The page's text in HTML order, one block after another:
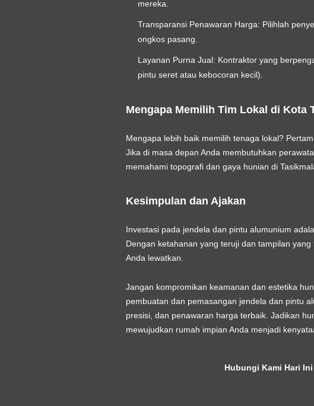
mereka.
Transparansi Penawaran Harga: Pilihlah
ongkos pasang.
Layanan Purna Jual: Kontraktor yang
pintu seret atau kebocoran kecil).
Mengapa Memilih Tim Lokal di Kota
Mengapa lebih baik memilih tenaga lokal?
Jika di masa depan Anda membutuhkan
memahami topografi dan gaya hunian di
Kesimpulan dan Ajakan
Investasi pada jendela dan pintu alumunium
Dengan ketahanan yang teruji dan tampilan
Anda lewatkan.
Jangan kompromikan keamanan dan estetika
pembuatan dan pemasangan jendela dan pintu
presisi, dan penawaran harga terbaik. Jadikan
mewujudkan rumah impian Anda menjadi
Hubungi Kami Hari